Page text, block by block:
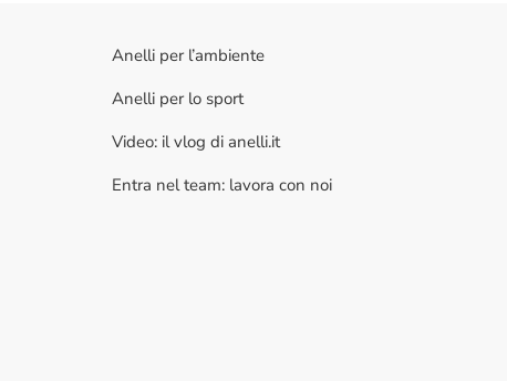
Anelli per l’ambiente
Anelli per lo sport
Video: il vlog di anelli.it
Entra nel team: lavora con noi